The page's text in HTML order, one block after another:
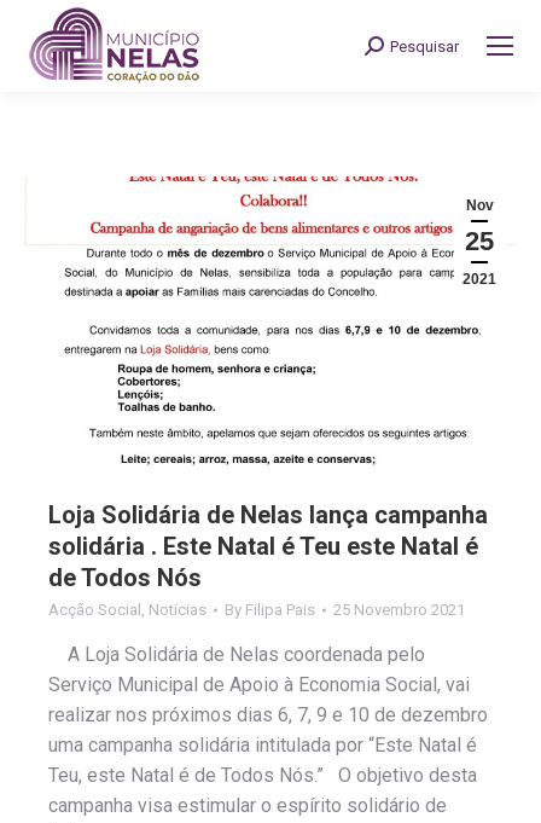
Search:
Pesquisar
Nov
25
2021
Loja Solidária de Nelas lança campanha
solidária . Este Natal é Teu este Natal é
de Todos Nós
Acção Social , Notícias By Filipa Pais 25 Novembro 2021
A Loja Solidária de Nelas coordenada pelo
Serviço Municipal de Apoio à Economia Social, vai
realizar nos próximos dias 6, 7, 9 e 10 de dezembro
uma campanha solidária intitulada por “Este Natal é
Teu, este Natal é de Todos Nós.” O objetivo desta
campanha visa estimular o espírito solidário de